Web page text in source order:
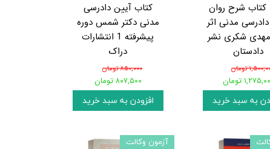
کتاب شرح روان
مدنی اثر
مهدی شکری نشر
دادستان
تومان
تومان
به سبد خرید
کتاب آیین دادرسی
مدنی دکتر شمس دوره
پیشرفته 1 انتشارات
دراک
۸۵۰,۰۰۰ تومان
۸۰۷,۵۰۰ تومان
افزودن به سبد خرید
آزمون وکالت